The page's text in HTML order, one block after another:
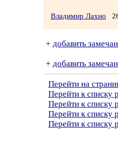
Владимир Лахно
+ добавить
+ добавить
Перейти на
Перейти к списку
Перейти к списку
Перейти к списку
Перейти к списку